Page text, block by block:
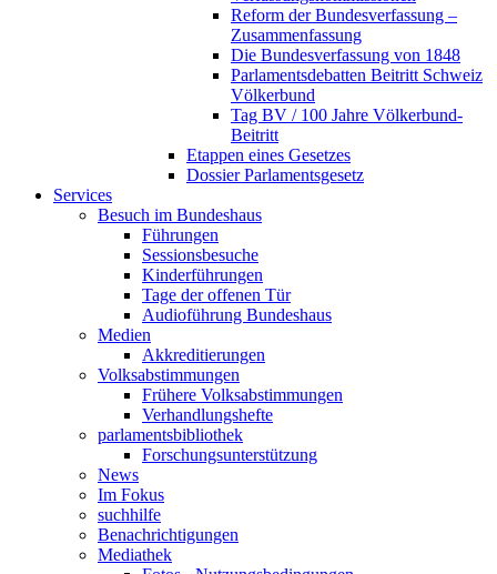
Reform der Bundesverfassung –
Zusammenfassung
Die Bundesverfassung von 1848
Parlamentsdebatten Beitritt Schweiz
Völkerbund
Tag BV / 100 Jahre Völkerbund-
Beitritt
Etappen eines Gesetzes
Dossier Parlamentsgesetz
Services
Besuch im Bundeshaus
Führungen
Sessionsbesuche
Kinderführungen
Tage der offenen Tür
Audioführung Bundeshaus
Medien
Akkreditierungen
Volksabstimmungen
Frühere Volksabstimmungen
Verhandlungshefte
parlamentsbibliothek
Forschungsunterstützung
News
Im Fokus
suchhilfe
Benachrichtigungen
Mediathek